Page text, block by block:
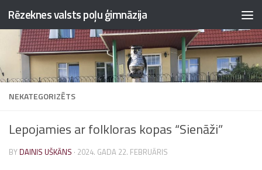
Skip to content
Rēzeknes valsts poļu ģimnāzija
NEKATEGORIZĒTS
Lepojamies ar folkloras kopas “Sienāži”
BY DAINIS UŠKĀNS · 2024. GADA 22. FEBRUĀRIS